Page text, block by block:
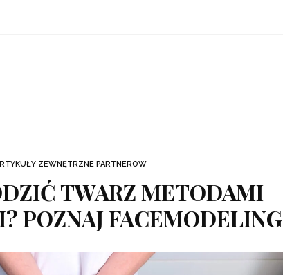
ZEWNĘTRZNE PARTNERÓW
TWARZ METODAMI
POZNAJ FACEMODELING